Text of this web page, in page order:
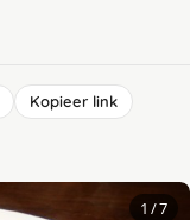
Kopieer link
1 / 7